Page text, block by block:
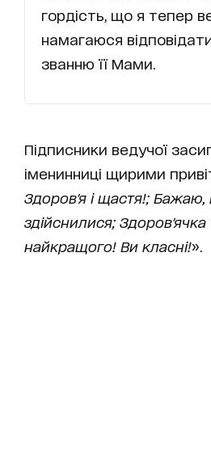
гордість, що я тепер
намагаюся
званню її Мами.
Підписники ведучої
іменинниці щирими
Здоров'я і щастя!;
здiйснилися; Здоров'ячка
найкращого! Ви класні!».